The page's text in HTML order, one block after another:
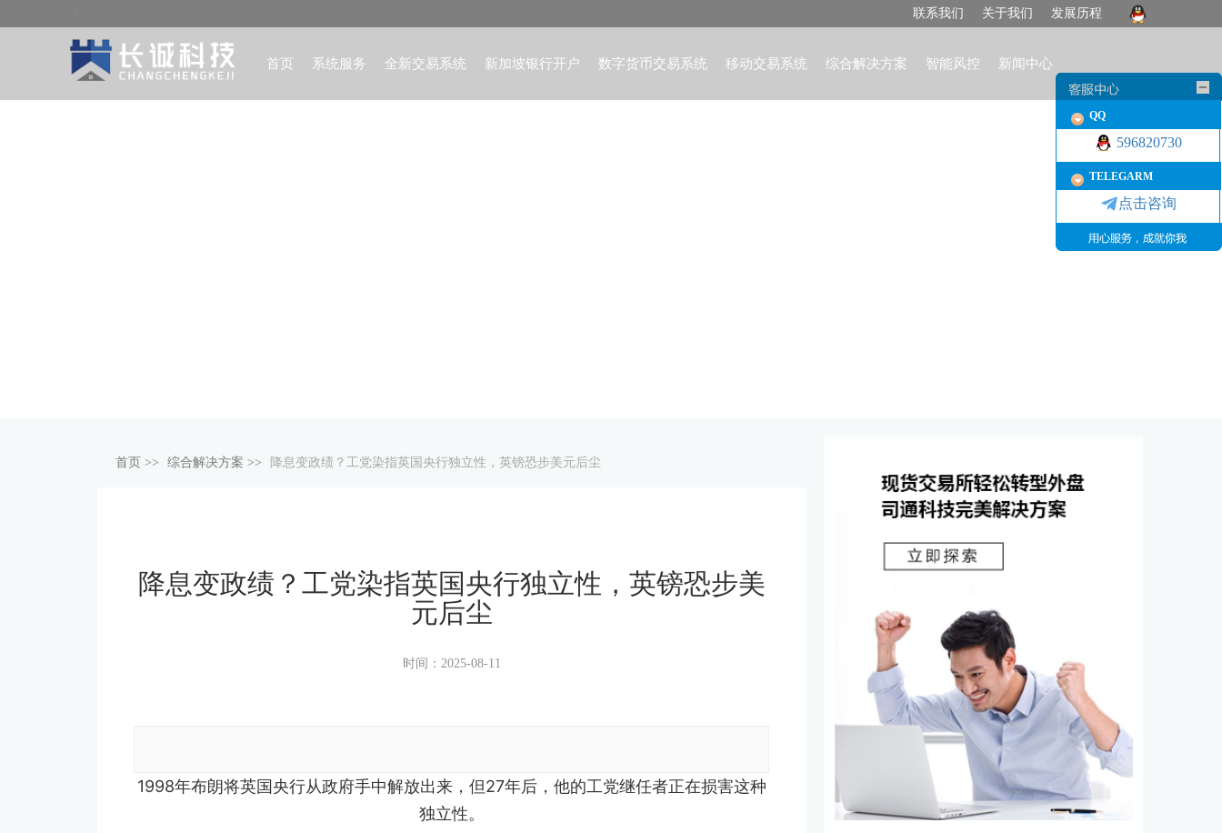
联系我们 关于我们 发展历程
首页 系统服务 全新交易系统 新加坡银行开户 数字货币交易系统 移动交易系统 综合解决方案 智能风控 新闻中心
首页 >> 综合解决方案 >> 降息变政绩？工党染指英国央行独立性，英镑恐步美元后尘
降息变政绩？工党染指英国央行独立性，英镑恐步美
元后尘
时间：2025-08-11
1998年布朗将英国央行从政府手中解放出来，但27年后，他的工党继任者正在损害这种
独立性。
QQ
596820730
TELEGARM
点击咨询